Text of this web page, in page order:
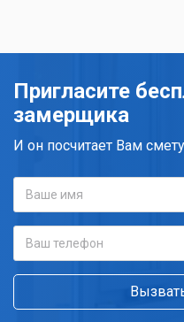
Пригласите
замерщика
И он посчитает Вам